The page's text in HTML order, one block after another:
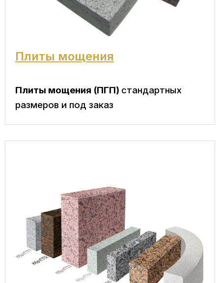
Плиты мощения
Плиты мощения (ПГП) стандартных
размеров и под заказ